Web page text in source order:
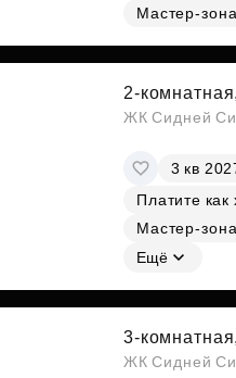
Мастер-
2-комнатная,
ЖК Сидней
3 кв
Платите как
Мастер-
Ещё
3-комнатная,
ЖК Сидней